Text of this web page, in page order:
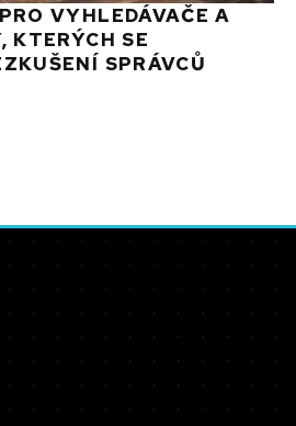
VYHLEDÁVAČE A
KTERÝCH SE
SPRÁVCŮ